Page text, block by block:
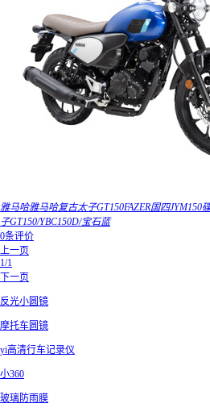
雅马哈雅马哈复古太子GT150FAZER国四JYM150
子GT150/YBC150D/宝石蓝
0条评价
上一页
1/1
下一页
反光小圆镜
摩托车圆镜
yi高清行车记录仪
小360
玻璃防雨膜